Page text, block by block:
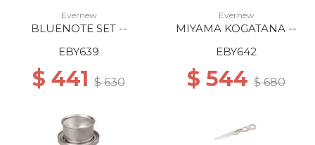
Evernew
BLUENOTE SET --
EBY639
$ 441 $ 630
Evernew
MIYAMA KOGATANA --
EBY642
$ 544 $ 680